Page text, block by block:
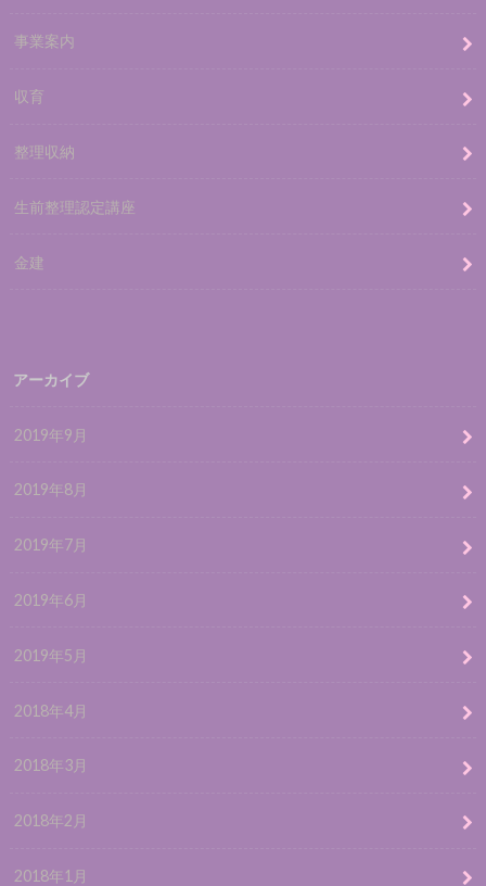
事業案内
収育
整理収納
生前整理認定講座
金建
アーカイブ
2019年9月
2019年8月
2019年7月
2019年6月
2019年5月
2018年4月
2018年3月
2018年2月
2018年1月